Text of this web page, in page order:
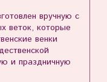
вручную с
веток, которые
венки
и праздничную